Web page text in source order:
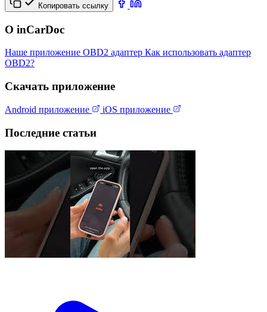
Копировать ссылку
О inCarDoc
Наше приложение OBD2 адаптер Как использовать адаптер
OBD2?
Скачать приложение
Android приложение iOS приложение
Последние статьи